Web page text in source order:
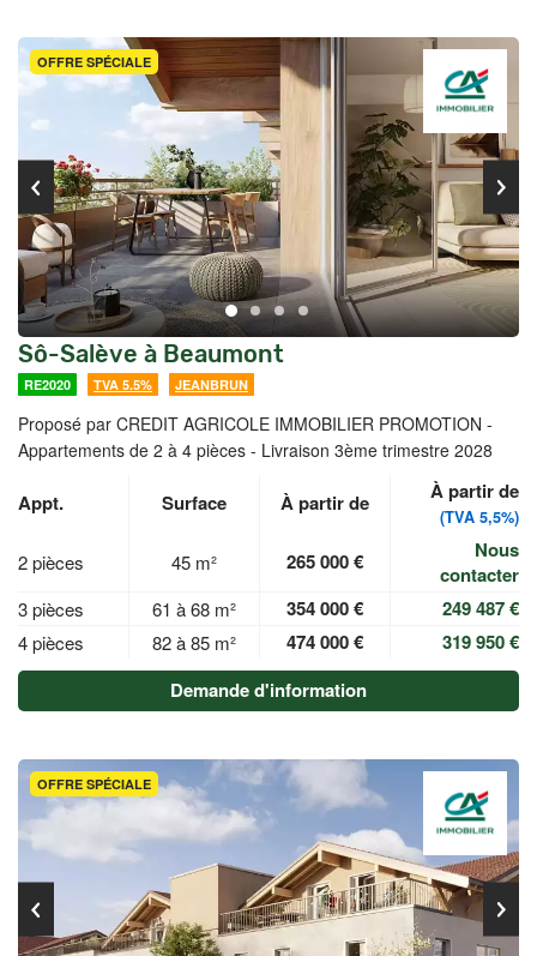
OFFRE SPÉCIALE
Sô-Salève à Beaumont
RE2020 TVA 5.5% JEANBRUN
Proposé par CREDIT AGRICOLE IMMOBILIER PROMOTION -
Appartements de 2 à 4 pièces - Livraison 3ème trimestre 2028
Appt. Surface À partir de À partir de
(TVA 5,5%)
2 pièces 45 m² 265 000 €
Nous
contacter
3 pièces 61 à 68 m² 354 000 € 249 487 €
4 pièces 82 à 85 m² 474 000 €
319 950 €
Demande d'information
OFFRE SPÉCIALE